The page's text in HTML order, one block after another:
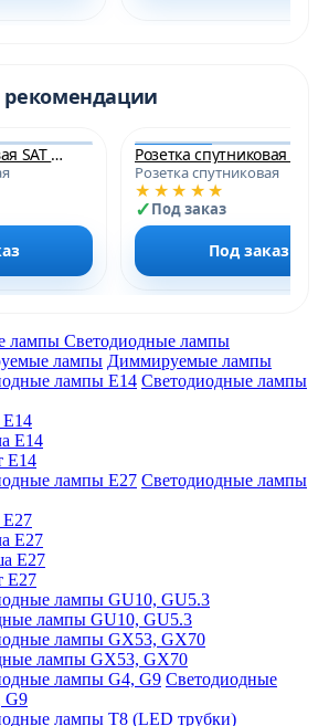
Розетка спутниковая SAT белая матовая
Розетка спутниковая
★★★★★
Под заказ
Под заказ
Светодиодные лампы
Диммируемые лампы
Светодиодные лампы
Е14
Е14
Светодиодные лампы
Е27
Е27
Е27
лампы GU10, GU5.3
лампы GX53, GX70
Светодиодные
G9